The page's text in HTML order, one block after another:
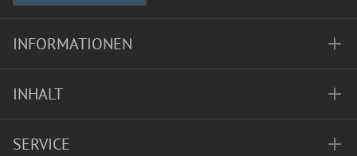
INFORMATIONEN
INHALT
SERVICE